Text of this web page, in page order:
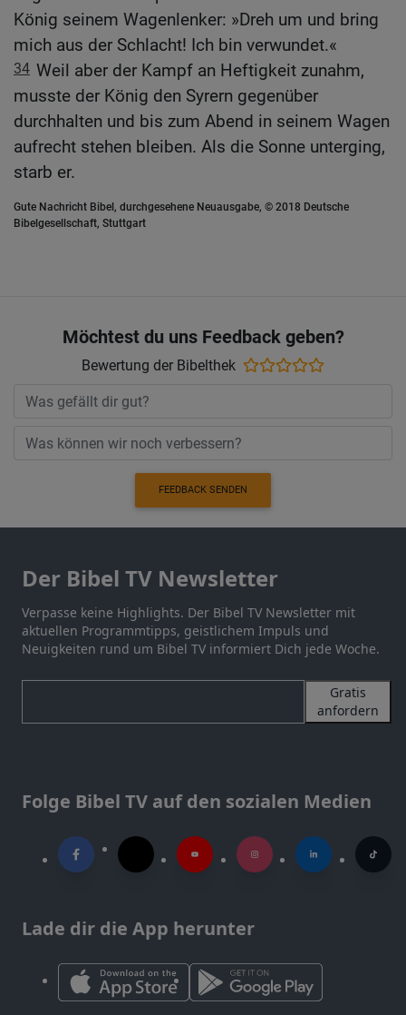
König seinem Wagenlenker: »Dreh um und bring
mich aus der Schlacht! Ich bin verwundet.«
34 Weil aber der Kampf an Heftigkeit zunahm,
musste der König den Syrern gegenüber
durchhalten und bis zum Abend in seinem Wagen
aufrecht stehen bleiben. Als die Sonne unterging,
starb er.
Gute Nachricht Bibel, durchgesehene Neuausgabe, © 2018 Deutsche
Bibelgesellschaft, Stuttgart
Möchtest du uns Feedback geben?
Bewertung der Bibelthek
FEEDBACK SENDEN
Der Bibel TV Newsletter
Verpasse keine Highlights. Der Bibel TV Newsletter mit
aktuellen Programmtipps, geistlichem Impuls und
Neuigkeiten rund um Bibel TV informiert Dich jede Woche.
Gratis
anfordern
Folge Bibel TV auf den sozialen Medien
Lade dir die App herunter